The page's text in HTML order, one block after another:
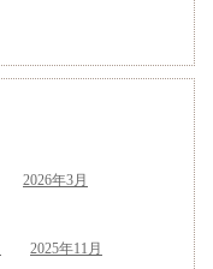
2026年3月
2025年11月